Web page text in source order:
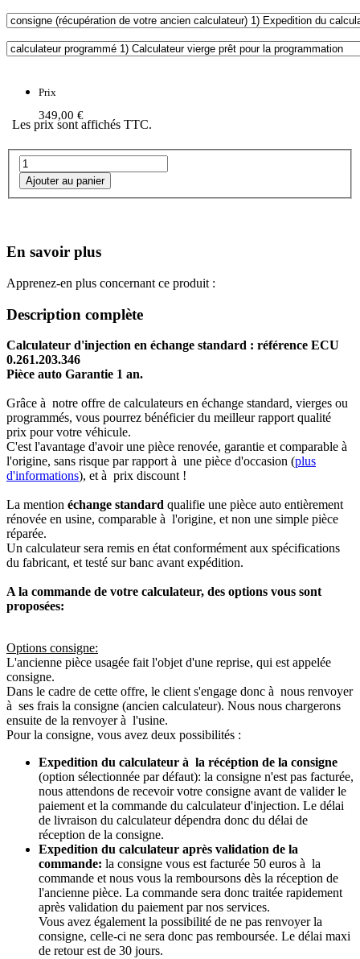
Prix
349,00 €
Les prix sont affichés TTC.
En savoir plus
Apprenez-en plus concernant ce produit :
Description complète
Calculateur d'injection en échange standard : référence ECU
0.261.203.346
Pièce auto Garantie 1 an.
Grâce à notre offre de calculateurs en échange standard, vierges ou
programmés, vous pourrez bénéficier du meilleur rapport qualité
prix pour votre véhicule.
C'est l'avantage d'avoir une pièce renovée, garantie et comparable à
l'origine, sans risque par rapport à une pièce d'occasion (plus
d'informations), et à prix discount !
La mention échange standard qualifie une pièce auto entièrement
rénovée en usine, comparable à l'origine, et non une simple pièce
réparée.
Un calculateur sera remis en état conformément aux spécifications
du fabricant, et testé sur banc avant expédition.
A la commande de votre calculateur, des options vous sont
proposées:
Options consigne:
L'ancienne pièce usagée fait l'objet d'une reprise, qui est appelée
consigne.
Dans le cadre de cette offre, le client s'engage donc à nous renvoyer
à ses frais la consigne (ancien calculateur). Nous nous chargerons
ensuite de la renvoyer à l'usine.
Pour la consigne, vous avez deux possibilités :
Expedition du calculateur à la récéption de la consigne
(option sélectionnée par défaut): la consigne n'est pas facturée,
nous attendons de recevoir votre consigne avant de valider le
paiement et la commande du calculateur d'injection. Le délai
de livraison du calculateur dépendra donc du délai de
réception de la consigne.
Expedition du calculateur après validation de la
commande: la consigne vous est facturée 50 euros à la
commande et nous vous la remboursons dès la réception de
l'ancienne pièce. La commande sera donc traitée rapidement
après validation du paiement par nos services.
Vous avez également la possibilité de ne pas renvoyer la
consigne, celle-ci ne sera donc pas remboursée. Le délai maxi
de retour est de 30 jours.